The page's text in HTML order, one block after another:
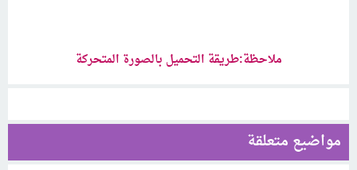
ملاحظة:طريقة التحميل بالصورة المتحركة
مواضيع متعلقة